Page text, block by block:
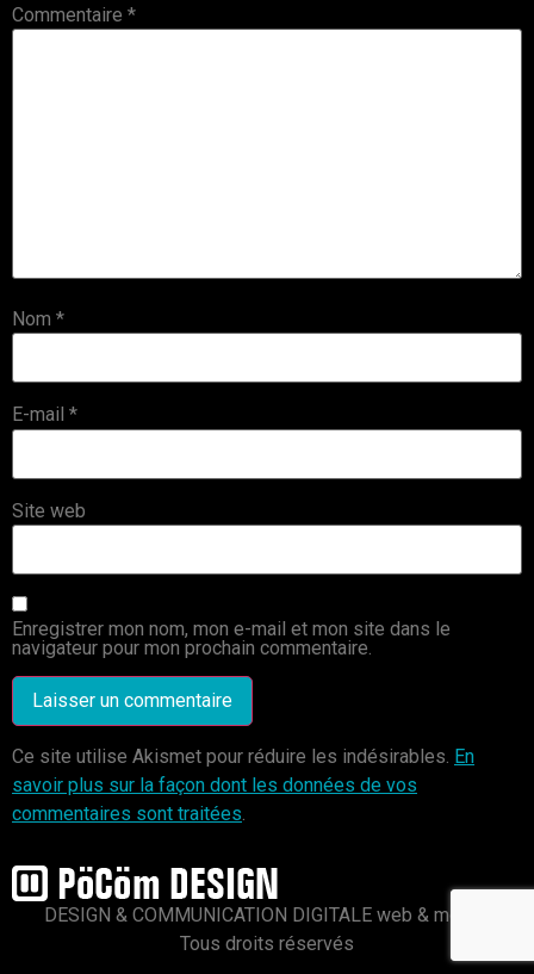
Commentaire *
Nom *
E-mail *
Site web
Enregistrer mon nom, mon e-mail et mon site dans le
navigateur pour mon prochain commentaire.
Ce site utilise Akismet pour réduire les indésirables. En
savoir plus sur la façon dont les données de vos
commentaires sont traitées.
DESIGN & COMMUNICATION DIGITALE web & mobile
Tous droits réservés